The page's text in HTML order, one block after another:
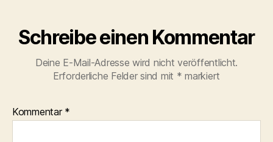
Schreibe einen Kommentar
Deine E-Mail-Adresse wird nicht veröffentlicht.
Erforderliche Felder sind mit * markiert
Kommentar *